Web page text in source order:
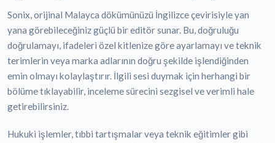
Sonix, orijinal Malayca dökümünüzü İngilizce çevirisiyle yan
yana görebileceğiniz güçlü bir editör sunar. Bu, doğruluğu
doğrulamayı, ifadeleri özel kitlenize göre ayarlamayı ve teknik
terimlerin veya marka adlarının doğru şekilde işlendiğinden
emin olmayı kolaylaştırır. İlgili sesi duymak için herhangi bir
bölüme tıklayabilir, inceleme sürecini sezgisel ve verimli hale
getirebilirsiniz.
Hukuki işlemler, tıbbi tartışmalar veya teknik eğitimler gibi